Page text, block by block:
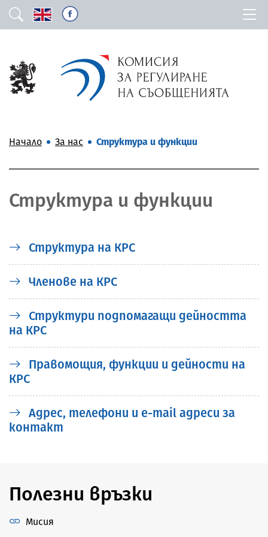
Начало За нас Структура и функции
Структура и функции
Структура на КРС
Членoве на КРС
Структури подпомагащи дейността
на КРС
Правомощия, функции и дейности на
КРС
Адрес, телефони и е-mail адреси за
контакт
Полезни връзки
Мисия